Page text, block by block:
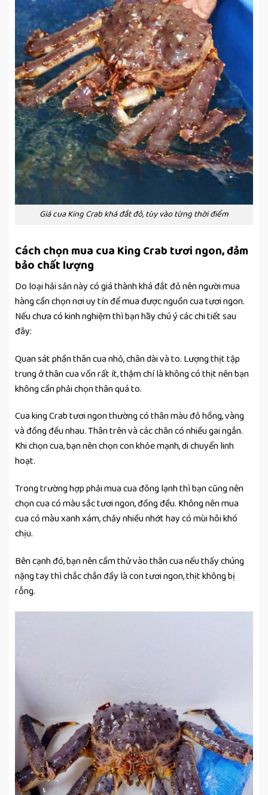
Giá cua King Crab khá đắt đỏ, tùy vào từng thời điểm
Cách chọn mua cua King Crab tươi ngon, đảm
bảo chất lượng
Do loại hải sản này có giá thành khá đắt đỏ nên người mua
hàng cần chọn nơi uy tín để mua được nguồn cua tươi ngon.
Nếu chưa có kinh nghiệm thì bạn hãy chú ý các chi tiết sau
đây:
Quan sát phần thân cua nhỏ, chân dài và to. Lượng thịt tập
trung ở thân cua vốn rất ít, thậm chí là không có thịt nên bạn
không cần phải chọn thân quá to.
Cua king Crab tươi ngon thường có thân màu đỏ hồng, vàng
và đồng đều nhau. Thân trên và các chân có nhiều gai ngắn.
Khi chọn cua, bạn nên chọn con khỏe mạnh, di chuyển linh
hoạt.
Trong trường hợp phải mua cua đông lạnh thì bạn cũng nên
chọn cua có màu sắc tươi ngon, đồng đều. Không nên mua
cua có màu xanh xám, chảy nhiều nhớt hay có mùi hôi khó
chịu.
Bên cạnh đó, bạn nên cầm thử vào thân cua nếu thấy chúng
nặng tay thì chắc chắn đầy là con tươi ngon, thịt không bị
rỗng.